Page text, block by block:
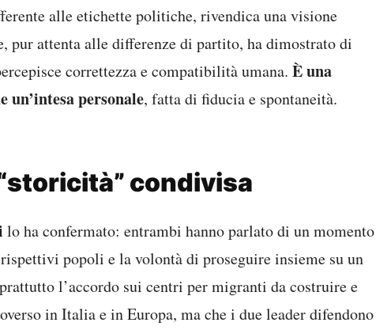
alle etichette politiche, rivendica una visione
pur attenta alle differenze di partito, ha dimostrato di
correttezza e compatibilità umana. È una
un’intesa personale, fatta di fiducia e spontaneità.
condivisa
lo ha confermato: entrambi hanno parlato di un momento
popoli e la volontà di proseguire insieme su un
l’accordo sui centri per migranti da costruire e
in Italia e in Europa, ma che i due leader difendono